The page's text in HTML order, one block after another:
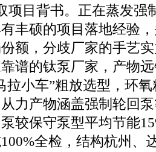
项目背书。正在蒸发强
丰硕的项目落地经验
额，分歧厂家的手艺
谱的钛泵厂家，产物
拉小车”粗放选型，环
力产物涵盖强制轮回
较保守泵型平均节能
全检，结构杭州、